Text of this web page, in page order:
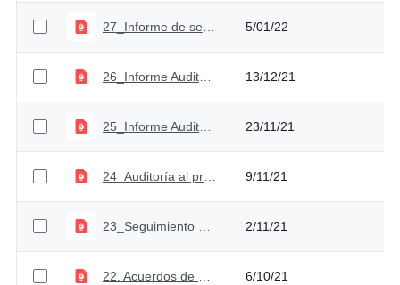
5/01/22
26_Informe Auditoría Proceso de Gestión de la Información 13/12/21
25_Informe Auditoria al Proceso Direccionamiento y Planeación 23/11/21
24_Auditoría al proceso Gestión Humana URF 9/11/21
2/11/21
6/10/21